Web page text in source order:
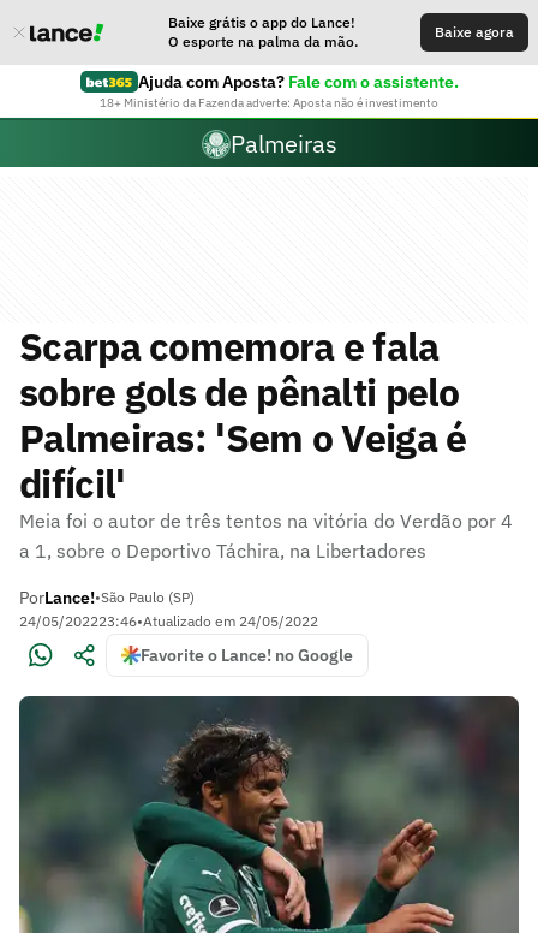
Baixe grátis o app do Lance!
O esporte na palma da mão.
Baixe agora
Ajuda com Aposta? Fale com o assistente.
18+ Ministério da Fazenda adverte: Aposta não é investimento
Palmeiras
Scarpa comemora e fala
sobre gols de pênalti pelo
Palmeiras: 'Sem o Veiga é
difícil'
Meia foi o autor de três tentos na vitória do Verdão por 4
a 1, sobre o Deportivo Táchira, na Libertadores
PorLance!•São Paulo (SP)
24/05/202223:46•Atualizado em 24/05/2022
Favorite o Lance! no Google